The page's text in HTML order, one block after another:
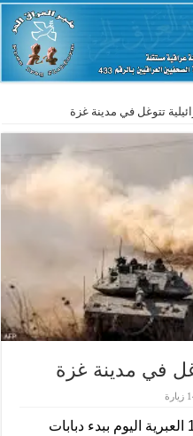
تتوغل في مدينة غزة
في مدينة غزة
منبر العراق الحر :أفادت القناة 12 العبرية اليوم ببدء دبابات